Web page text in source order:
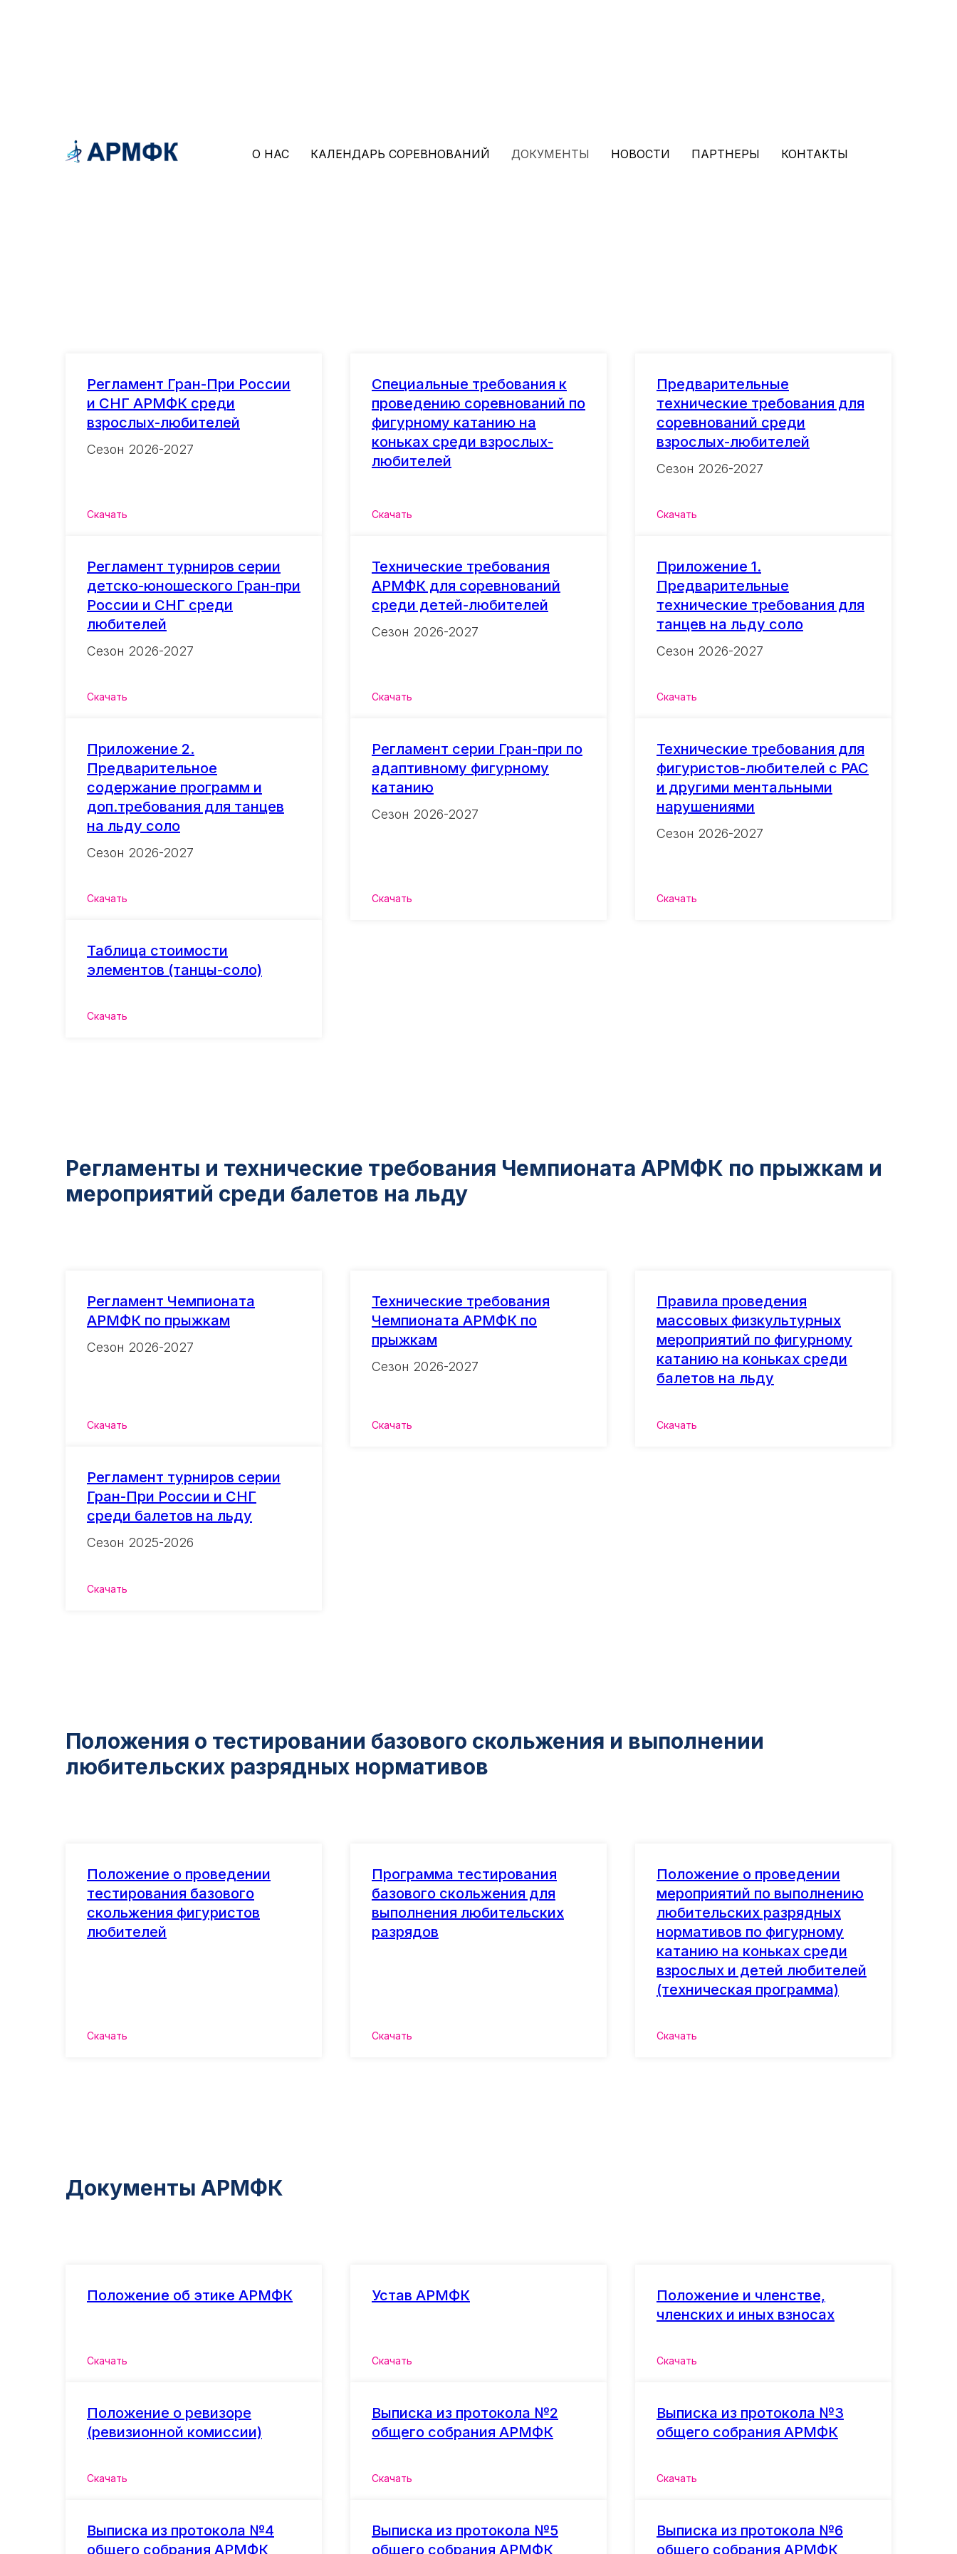
О НАС КАЛЕНДАРЬ СОРЕВНОВАНИЙ ДОКУМЕНТЫ НОВОСТИ ПАРТНЕРЫ КОНТАКТЫ
Регламент Гран-При России
и СНГ АРМФК среди
взрослых-любителей
Сезон 2026-2027
Скачать
Специальные требования к
проведению соревнований по
фигурному катанию на
коньках среди взрослых-
любителей
Скачать
Предварительные
технические требования для
соревнований среди
взрослых-любителей
Сезон 2026-2027
Скачать
Регламент турниров серии
детско-юношеского Гран-при
России и СНГ среди
любителей
Сезон 2026-2027
Скачать
Технические требования
АРМФК для соревнований
среди детей-любителей
Сезон 2026-2027
Скачать
Приложение 1.
Предварительные
технические требования для
танцев на льду соло
Сезон 2026-2027
Скачать
Приложение 2.
Предварительное
содержание программ и
доп.требования для танцев
на льду соло
Сезон 2026-2027
Скачать
Регламент серии Гран-при по
адаптивному фигурному
катанию
Сезон 2026-2027
Скачать
Технические требования для
фигуристов-любителей с РАС
и другими ментальными
нарушениями
Сезон 2026-2027
Скачать
Таблица стоимости
элементов (танцы-соло)
Скачать
Регламенты и технические требования Чемпионата АРМФК по прыжкам и
мероприятий среди балетов на льду
Регламент Чемпионата
АРМФК по прыжкам
Сезон 2026-2027
Скачать
Технические требования
Чемпионата АРМФК по
прыжкам
Сезон 2026-2027
Скачать
Правила проведения
массовых физкультурных
мероприятий по фигурному
катанию на коньках среди
балетов на льду
Скачать
Регламент турниров серии
Гран-При России и СНГ
среди балетов на льду
Сезон 2025-2026
Скачать
Положения о тестировании базового скольжения и выполнении
любительских разрядных нормативов
Положение о проведении
тестирования базового
скольжения фигуристов
любителей
Скачать
Программа тестирования
базового скольжения для
выполнения любительских
разрядов
Скачать
Положение о проведении
мероприятий по выполнению
любительских разрядных
нормативов по фигурному
катанию на коньках среди
взрослых и детей любителей
(техническая программа)
Скачать
Документы АРМФК
Положение об этике АРМФК
Скачать
Устав АРМФК
Скачать
Положение и членстве,
членских и иных взносах
Скачать
Положение о ревизоре
(ревизионной комиссии)
Скачать
Выписка из протокола №2
общего собрания АРМФК
Скачать
Выписка из протокола №3
общего собрания АРМФК
Скачать
Выписка из протокола №4
общего собрания АРМФК
Выписка из протокола №5
общего собрания АРМФК
Выписка из протокола №6
общего собрания АРМФК